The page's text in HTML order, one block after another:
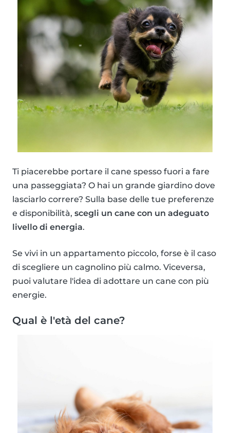
Ti piacerebbe portare il cane spesso fuori a fare
una passeggiata? O hai un grande giardino dove
lasciarlo correre? Sulla base delle tue preferenze
e disponibilità, scegli un cane con un adeguato
livello di energia.
Se vivi in un appartamento piccolo, forse è il caso
di scegliere un cagnolino più calmo. Viceversa,
puoi valutare l'idea di adottare un cane con più
energie.
Qual è l'età del cane?